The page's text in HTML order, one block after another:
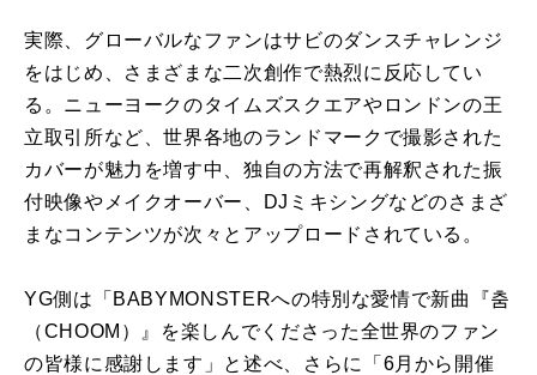
実際、グローバルなファンはサビのダンスチャレンジ
をはじめ、さまざまな二次創作で熱烈に反応してい
る。ニューヨークのタイムズスクエアやロンドンの王
立取引所など、世界各地のランドマークで撮影された
カバーが魅力を増す中、独自の方法で再解釈された振
付映像やメイクオーバー、DJミキシングなどのさまざ
まなコンテンツが次々とアップロードされている。
YG側は「BABYMONSTERへの特別な愛情で新曲『춤
（CHOOM）』を楽しんでくださった全世界のファン
の皆様に感謝します」と述べ、さらに「6月から開催